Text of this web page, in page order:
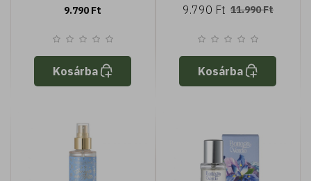
9.790 Ft
Kosárba
9.790 Ft 11.990 Ft
Kosárba